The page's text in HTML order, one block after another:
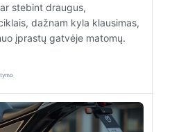
stebint draugus,
dažnam kyla klausimas,
įprastų gatvėje matomų.